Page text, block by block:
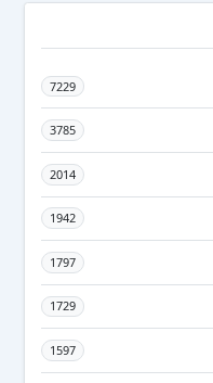
7229
3785
2014
1942
1797
1729
1597